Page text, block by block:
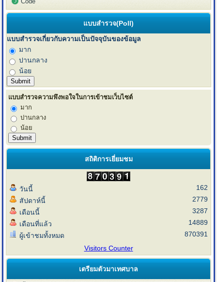
แบบสำรวจ(Poll)
แบบสำรวจเกี่ยวกับความเป็นปัจจุบันของข้อมูล
มาก
ปานกลาง
น้อย
แบบสำรวจความพึงพอใจในการเข้าชมเว็บไซต์
มาก
ปานกลาง
น้อย
สถิติการเยี่ยมชม
วันนี้
สัปดาห์นี้
เดือนนี้
เดือนที่แล้ว
ผู้เข้าชมทั้งหมด
162
2779
3287
14889
870391
Visitors Counter
เตรียมตัวมาเทศบาล